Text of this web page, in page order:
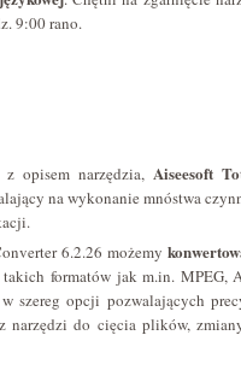
9:00 rano.
opisem narzędzia, Aiseesoft
na wykonanie mnóstwa
6.2.26 możemy
formatów jak m.in. MPEG,
szereg opcji pozwalających
narzędzi do cięcia plików,